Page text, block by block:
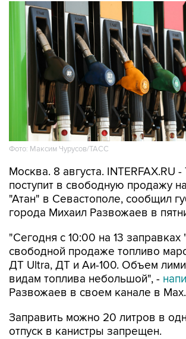
Фото: Максим Чурусов/ТАСС
Москва. 8 августа. INTERFAX.RU
поступит в свободную продажу
"Атан" в Севастополе, сообщил
города Михаил Развожаев в
"Сегодня с 10:00 на 13 заправках
свободной продаже топливо
ДТ Ultra, ДТ и Аи-100. Объем
видам топлива небольшой", -
Развожаев в своем канале в Max.
Заправить можно 20 литров в
отпуск в канистры запрещен.